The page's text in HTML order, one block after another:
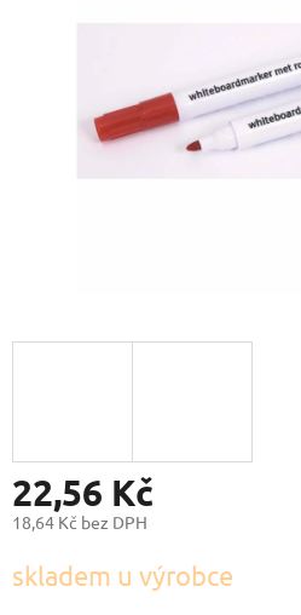
22,56 Kč
18,64 Kč bez DPH
cena:
skladem u výrobce